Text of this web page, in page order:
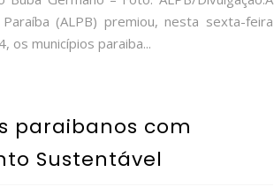
(ALPB) premiou, nesta sexta-feira
os municípios paraiba...
paraibanos com
Sustentável